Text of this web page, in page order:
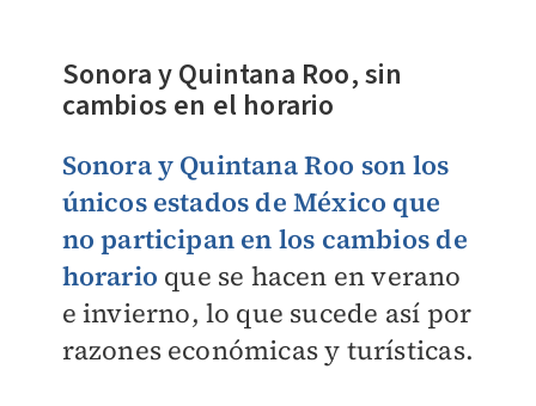
Sonora y Quintana Roo, sin
cambios en el horario
Sonora y Quintana Roo son los
únicos estados de México que
no participan en los cambios de
horario que se hacen en verano
e invierno, lo que sucede así por
razones económicas y turísticas.